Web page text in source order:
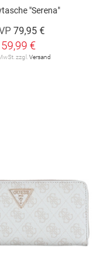
"Serena"
79,95 €
59,99 €
zzgl.Versand